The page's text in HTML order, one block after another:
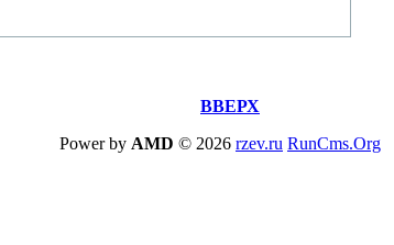
ВВЕРХ
Power by AMD © 2026 rzev.ru RunCms.Org